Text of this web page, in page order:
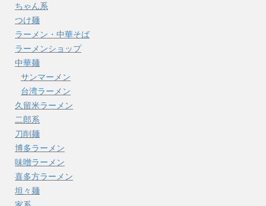
ちゃん系
つけ麺
ラーメン・中華そば
ラーメンショップ
中華麺
サンマーメン
台湾ラーメン
久留米ラーメン
二郎系
刀削麺
博多ラーメン
味噌ラーメン
喜多方ラーメン
坦々麺